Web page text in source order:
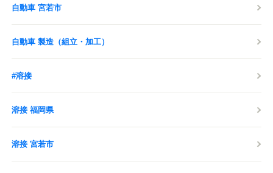
自動車 宮若市
自動車 製造（組立・加工）
#溶接
溶接 福岡県
溶接 宮若市